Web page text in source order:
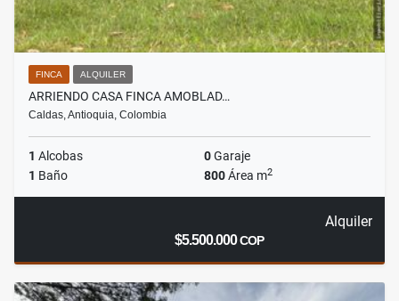
FINCA ALQUILER
ARRIENDO CASA FINCA AMOBLAD…
Caldas, Antioquia, Colombia
1 Alcobas 0Garaje
1 Baño 800Área m2
Alquiler
$5.500.000COP